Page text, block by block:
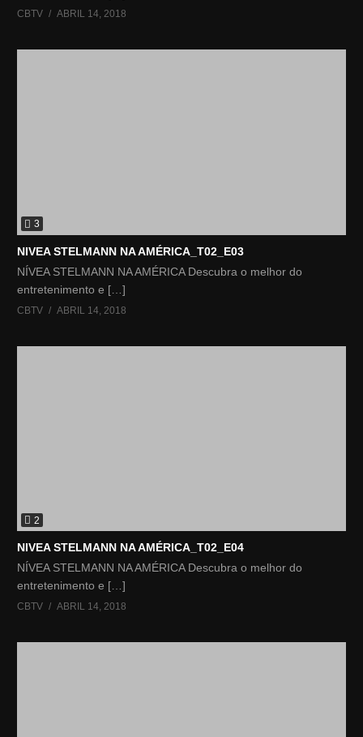
CBTV ABRIL 14, 2018
3
NIVEA STELMANN NA AMÉRICA_T02_E03
NÍVEA STELMANN NA AMÉRICA Descubra o melhor do
entretenimento e […]
CBTV ABRIL 14, 2018
2
NIVEA STELMANN NA AMÉRICA_T02_E04
NÍVEA STELMANN NA AMÉRICA Descubra o melhor do
entretenimento e […]
CBTV ABRIL 14, 2018